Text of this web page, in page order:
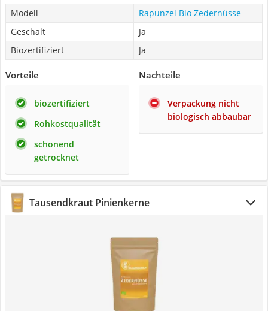
Modell
Rapunzel Bio Zedernüsse
Geschält
Ja
Biozertifiziert
Ja
Vorteile
biozertifiziert
Rohkostqualität
schonend
getrocknet
Nachteile
Verpackung nicht
biologisch abbaubar
Tausendkraut Pinienkerne